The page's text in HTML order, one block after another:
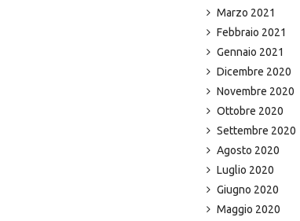
Marzo 2021
Febbraio 2021
Gennaio 2021
Dicembre 2020
Novembre 2020
Ottobre 2020
Settembre 2020
Agosto 2020
Luglio 2020
Giugno 2020
Maggio 2020